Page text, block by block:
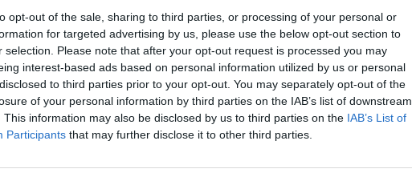
opt-out of the sale, sharing to third parties, or processing of your personal or
for targeted advertising by us, please use the below opt-out section to
selection. Please note that after your opt-out request is processed you may
interest-based ads based on personal information utilized by us or personal
to third parties prior to your opt-out. You may separately opt-out of the
of your personal information by third parties on the IAB’s list of downstream
This information may also be disclosed by us to third parties on the IAB’s List of
Participants that may further disclose it to other third parties.
auto
par les réseaux de distribution des constructeurs.
chez tous les concessionnaires de la marque
auprès de votre banque.